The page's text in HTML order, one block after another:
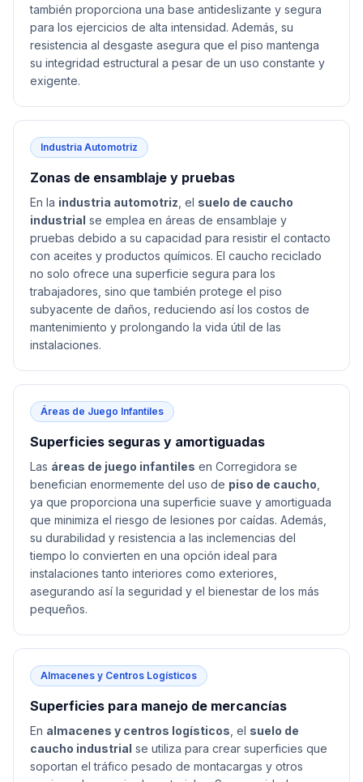
también proporciona una base antideslizante y segura
para los ejercicios de alta intensidad. Además, su
resistencia al desgaste asegura que el piso mantenga
su integridad estructural a pesar de un uso constante y
exigente.
Industria Automotriz
Zonas de ensamblaje y pruebas
En la industria automotriz , el suelo de caucho
industrial se emplea en áreas de ensamblaje y
pruebas debido a su capacidad para resistir el contacto
con aceites y productos químicos. El caucho reciclado
no solo ofrece una superficie segura para los
trabajadores, sino que también protege el piso
subyacente de daños, reduciendo así los costos de
mantenimiento y prolongando la vida útil de las
instalaciones.
Áreas de Juego Infantiles
Superficies seguras y amortiguadas
Las áreas de juego infantiles en Corregidora se
benefician enormemente del uso de piso de caucho
ya que proporciona una superficie suave y amortiguada
que minimiza el riesgo de lesiones por caídas. Además,
su durabilidad y resistencia a las inclemencias del
tiempo lo convierten en una opción ideal para
instalaciones tanto interiores como exteriores,
asegurando así la seguridad y el bienestar de los más
pequeños.
Almacenes y Centros Logísticos
Superficies para manejo de mercancías
En almacenes y centros logísticos , el suelo de
caucho industrial se utiliza para crear superficies que
soportan el tráfico pesado de montacargas y otros